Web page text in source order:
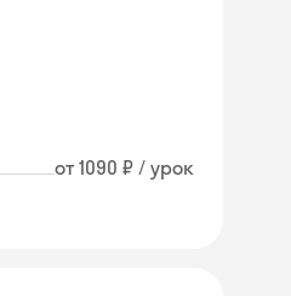
от 1090 ₽ / урок